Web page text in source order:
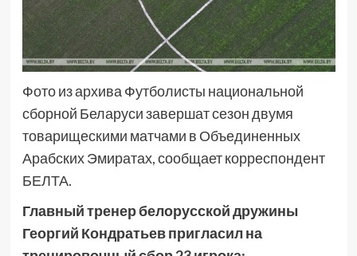
Фото из архива Футболисты национальной
сборной Беларуси завершат сезон двумя
товарищескими матчами в Объединенных
Арабских Эмиратах, сообщает корреспондент
БЕЛТА.
Главный тренер белорусской дружины
Георгий Кондратьев пригласил на